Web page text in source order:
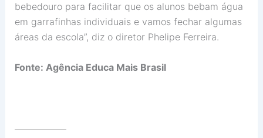
bebedouro para facilitar que os alunos bebam água
em garrafinhas individuais e vamos fechar algumas
áreas da escola”, diz o diretor Phelipe Ferreira.
Fonte: Agência Educa Mais Brasil